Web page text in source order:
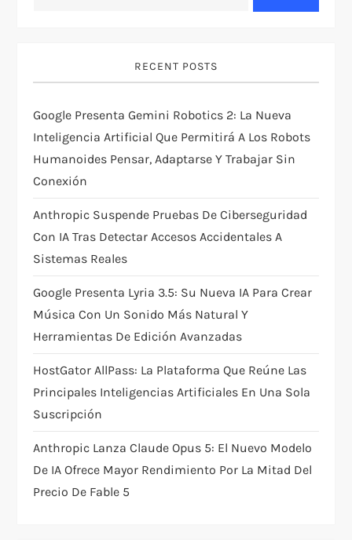
a
t
i
o
n
RECENT POSTS
Google Presenta Gemini Robotics 2: La Nueva
Inteligencia Artificial Que Permitirá A Los Robots
Humanoides Pensar, Adaptarse Y Trabajar Sin
Conexión
Anthropic Suspende Pruebas De Ciberseguridad
Con IA Tras Detectar Accesos Accidentales A
Sistemas Reales
Google Presenta Lyria 3.5: Su Nueva IA Para Crear
Música Con Un Sonido Más Natural Y
Herramientas De Edición Avanzadas
HostGator AllPass: La Plataforma Que Reúne Las
Principales Inteligencias Artificiales En Una Sola
Suscripción
Anthropic Lanza Claude Opus 5: El Nuevo Modelo
De IA Ofrece Mayor Rendimiento Por La Mitad Del
Precio De Fable 5